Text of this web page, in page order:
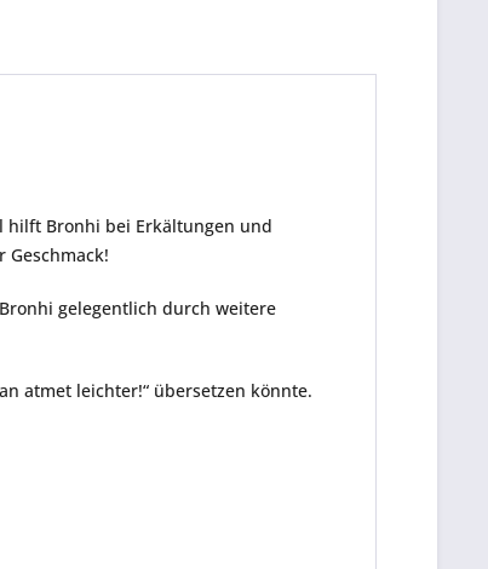
hilft Bronhi bei Erkältungen und
gelegentlich durch weitere
atmet leichter!“ übersetzen könnte.